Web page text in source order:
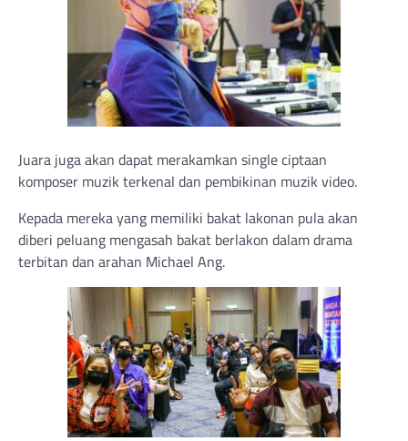
Juara juga akan dapat merakamkan single ciptaan
komposer muzik terkenal dan pembikinan muzik video.
Kepada mereka yang memiliki bakat lakonan pula akan
diberi peluang mengasah bakat berlakon dalam drama
terbitan dan arahan Michael Ang.